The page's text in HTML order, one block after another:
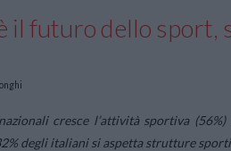
il futuro dello
cresce l’attività sportiva
degli italiani si aspetta strutture